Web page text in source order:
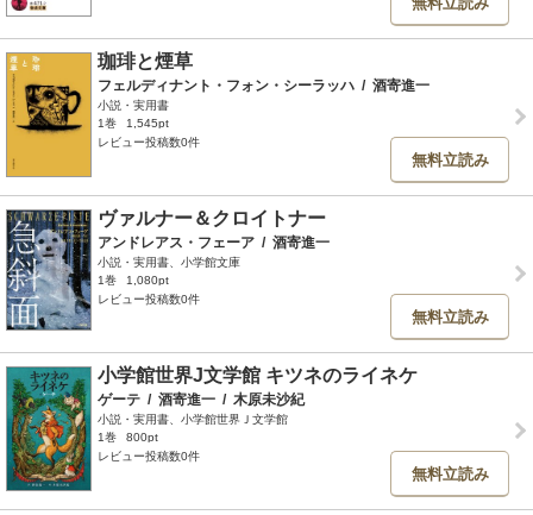
珈琲と煙草
フェルディナント・フォン・シーラッハ / 酒寄進一
小説・実用書
1巻
1,545pt
レビュー投稿数0件
無料立読み
ヴァルナー＆クロイトナー
アンドレアス・フェーア / 酒寄進一
小説・実用書、小学館文庫
1巻
1,080pt
レビュー投稿数0件
無料立読み
小学館世界J文学館 キツネのライネケ
ゲーテ / 酒寄進一 / 木原未沙紀
小説・実用書、小学館世界Ｊ文学館
1巻
800pt
レビュー投稿数0件
無料立読み